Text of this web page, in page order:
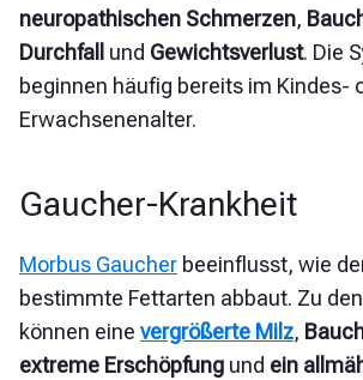
neuropathischen Schmerzen,
Durchfall und Gewichtsverlust. Die
beginnen häufig bereits im Kindes-
Erwachsenenalter.
Gaucher-Krankheit
Morbus Gaucher beeinflusst, wie
bestimmte Fettarten abbaut. Zu
können eine vergrößerte Milz,
extreme Erschöpfung und ein